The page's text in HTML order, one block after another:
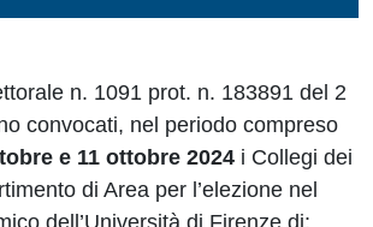
n. 1091 prot. n. 183891 del 2
convocati, nel periodo compreso
e 11 ottobre 2024 i Collegi dei
di Area per l’elezione nel